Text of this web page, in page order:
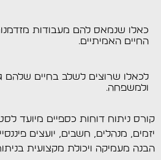
כאלו שנמאס להם מעבודות
החיים האמיתיים.
לכאלו שרוצים לשלב בחיים שלהם
ולמשפחה.
קורס ניתוח דוחות כספיים מיועד
יזמים, מנהלים, חשבים, יועצים
הבנה מעמיקה ויכולת מקצועית